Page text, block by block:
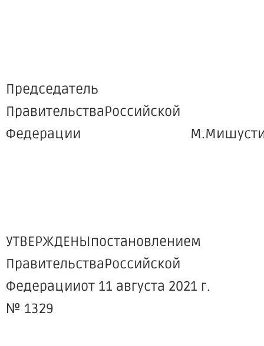
Председатель
ПравительстваРоссийской
Федерации
УТВЕРЖДЕНЫпостановлением
ПравительстваРоссийской
Федерацииот 11 августа 2021 г.
№ 1329